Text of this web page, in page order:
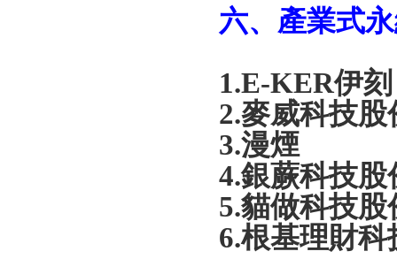
六、產業式
1.E-KER伊刻
2.麥威科技股
3.漫煙
4.銀蕨科技股
5.貓做科技股
6.根基理財科